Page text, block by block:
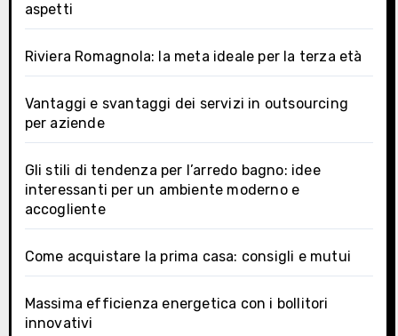
aspetti
Riviera Romagnola: la meta ideale per la terza età
Vantaggi e svantaggi dei servizi in outsourcing
per aziende
Gli stili di tendenza per l’arredo bagno: idee
interessanti per un ambiente moderno e
accogliente
Come acquistare la prima casa: consigli e mutui
Massima efficienza energetica con i bollitori
innovativi